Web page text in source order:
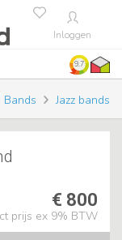
Inloggen
9.7
Bands Jazz bands
€ 800
prijs ex 9% BTW